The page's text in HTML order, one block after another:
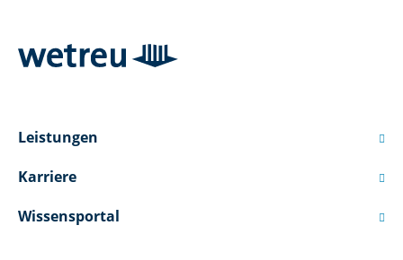
Leistungen 
Karriere 
Wissensportal 